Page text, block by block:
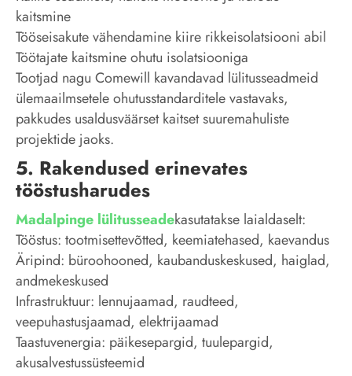
kaitsmine
Tööseisakute vähendamine kiire rikkeisolatsiooni abil
Töötajate kaitsmine ohutu isolatsiooniga
Tootjad nagu Comewill kavandavad lülitusseadmeid
ülemaailmsetele ohutusstandarditele vastavaks,
pakkudes usaldusväärset kaitset suuremahuliste
projektide jaoks.
5. Rakendused erinevates
tööstusharudes
Madalpinge lülitusseadekasutatakse laialdaselt:
Tööstus: tootmisettevõtted, keemiatehased, kaevandus
Äripind: büroohooned, kaubanduskeskused, haiglad,
andmekeskused
Infrastruktuur: lennujaamad, raudteed,
veepuhastusjaamad, elektrijaamad
Taastuvenergia: päikesepargid, tuulepargid,
akusalvestussüsteemid